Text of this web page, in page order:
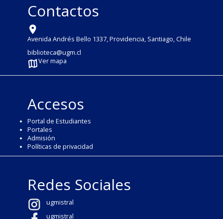
Contactos
Avenida Andrés Bello 1337, Providencia, Santiago, Chile
biblioteca@ugm.cl
Ver mapa
Accesos
Portal de Estudiantes
Portales
Admisión
Políticas de privacidad
Redes Sociales
ugmistral
ugmistral